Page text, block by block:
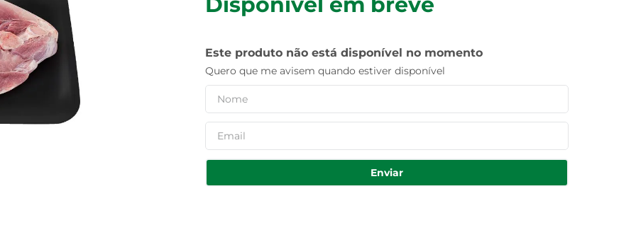
Este produto não está disponível no momento
Quero que me avisem quando estiver disponível
Enviar